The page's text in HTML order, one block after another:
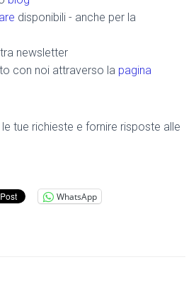
disponibili - anche per la
newsletter
con noi attraverso la pagina
tue richieste e fornire risposte alle
WhatsApp